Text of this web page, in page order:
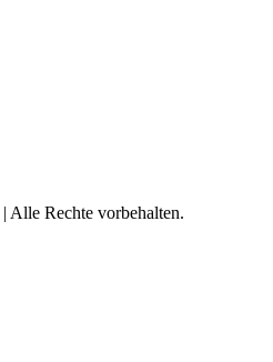
Alle Rechte vorbehalten.